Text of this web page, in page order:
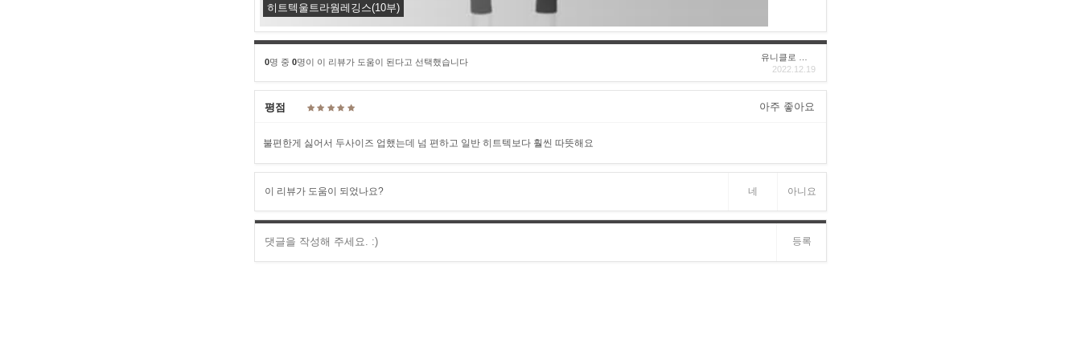
히트텍울트라웜레깅스(10부)
0명 중 0명이 이 리뷰가 도움이 된다고 선택했습니다
2022.12.19
평점 아주 좋아요
불편한게 싫어서 두사이즈 업했는데 넘 편하고 일반 히트텍보다 훨씬 따뜻해요
이 리뷰가 도움이 되었나요? 네 아니요
등록